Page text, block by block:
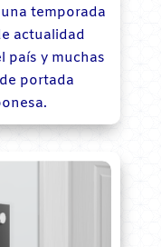
temporada
actualidad
país y muchas
portada